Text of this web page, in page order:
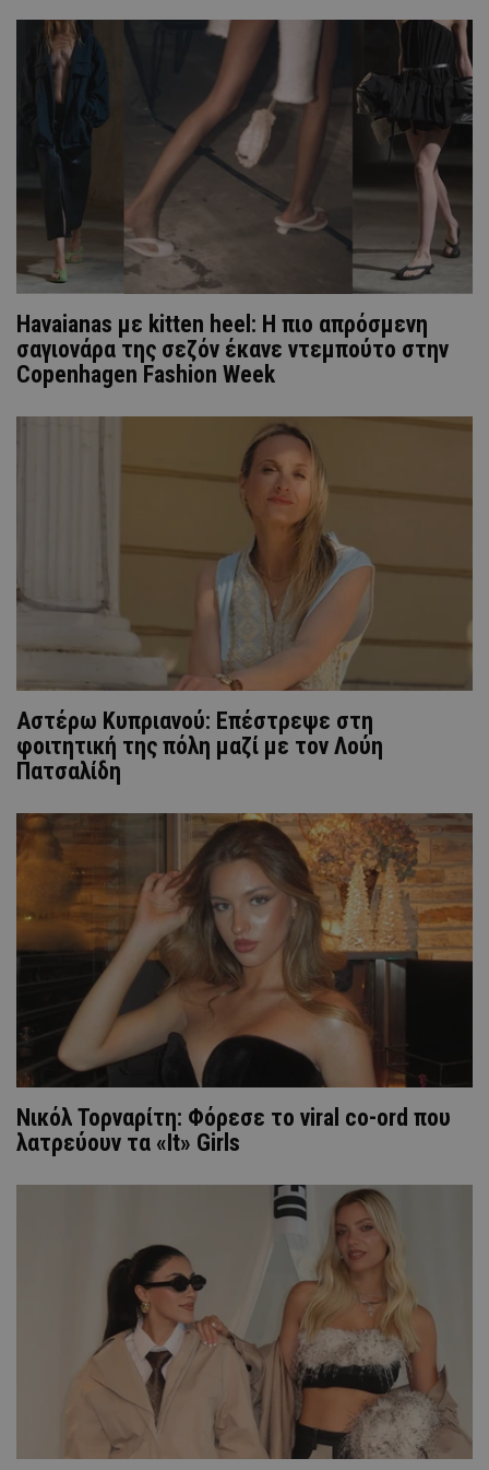
Havaianas με kitten heel: Η πιο απρόσμενη
σαγιονάρα της σεζόν έκανε ντεμπούτο στην
Copenhagen Fashion Week
Αστέρω Κυπριανού: Επέστρεψε στη
φοιτητική της πόλη μαζί με τον Λούη
Πατσαλίδη
Νικόλ Τορναρίτη: Φόρεσε το viral co-ord που
λατρεύουν τα «It» Girls